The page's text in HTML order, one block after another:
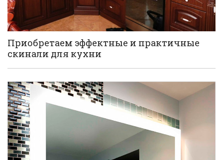
Приобретаем эффектные и практичные
скинали для кухни